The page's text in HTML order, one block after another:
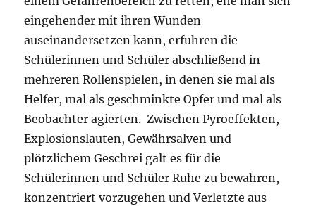
eingehender mit ihren Wunden
auseinandersetzen kann, erfuhren die
Schülerinnen und Schüler abschließend in
mehreren Rollenspielen, in denen sie mal als
Helfer, mal als geschminkte Opfer und mal als
Beobachter agierten. Zwischen Pyroeffekten,
Explosionslauten, Gewährsalven und
plötzlichem Geschrei galt es für die
Schülerinnen und Schüler Ruhe zu bewahren,
konzentriert vorzugehen und Verletzte aus